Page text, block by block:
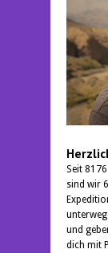
Seit
sind wir
und
dich mit